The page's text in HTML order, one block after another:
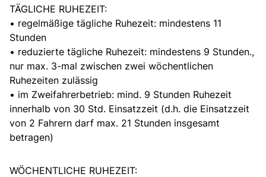
TÄGLICHE RUHEZEIT:
• regelmäßige tägliche Ruhezeit: mindestens 11
Stunden
• reduzierte tägliche Ruhezeit: mindestens 9 Stunden.,
nur max. 3-mal zwischen zwei wöchentlichen
Ruhezeiten zulässig
• im Zweifahrerbetrieb: mind. 9 Stunden Ruhezeit
innerhalb von 30 Std. Einsatzzeit (d.h. die Einsatzzeit
von 2 Fahrern darf max. 21 Stunden insgesamt
betragen)
WÖCHENTLICHE RUHEZEIT: